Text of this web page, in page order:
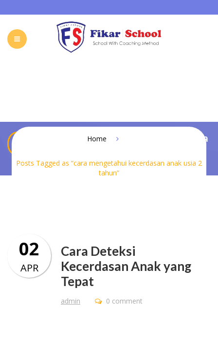
FIKAR SCHOOL ONLINE CONTACT INDONESIA
cara mengetahui kecerdasan anak usia
Home
Posts Tagged as “cara mengetahui kecerdasan anak usia 2
tahun”
Cara Deteksi
Kecerdasan Anak yang
Tepat
admin
02
APR
0 comment